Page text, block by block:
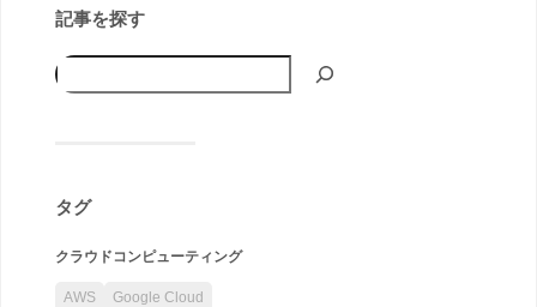
記事を探す
タグ
クラウドコンピューティング
AWS Google Cloud